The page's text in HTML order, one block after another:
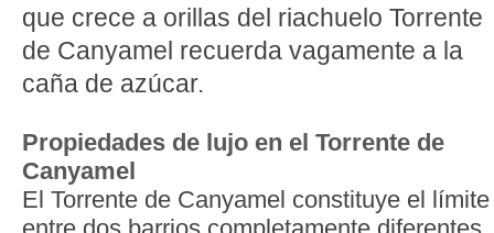
que crece a orillas del riachuelo Torrente
de Canyamel recuerda vagamente a la
caña de azúcar.
Propiedades de lujo en el Torrente de
Canyamel
El Torrente de Canyamel constituye el límite